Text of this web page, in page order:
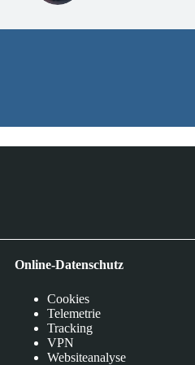
Online-Datenschutz
Cookies
Telemetrie
Tracking
VPN
Websiteanalyse